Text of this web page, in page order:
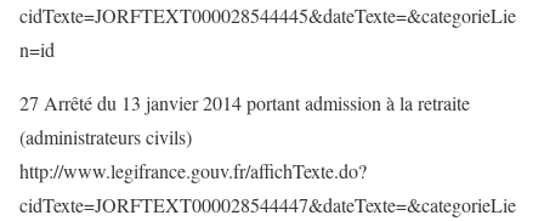
cidTexte=JORFTEXT000028544445&dateTexte=&categorieLie
n=id
27 Arrêté du 13 janvier 2014 portant admission à la retraite
(administrateurs civils)
http://www.legifrance.gouv.fr/affichTexte.do?
cidTexte=JORFTEXT000028544447&dateTexte=&categorieLie